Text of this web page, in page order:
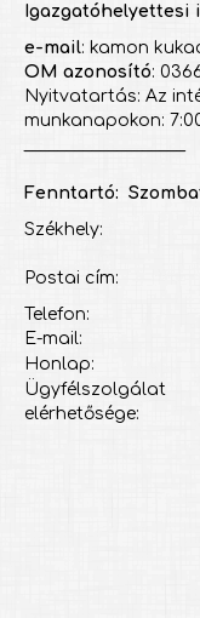
Igazgatóhelyettesi
e-mail: kamon
OM azonosító:
Nyitvatartás: Az
munkanapokon:
Fenntartó:
Székhely:
Postai cím:
Telefon:
E-mail:
Honlap:
Ügyfélszolgálat
elérhetősége: